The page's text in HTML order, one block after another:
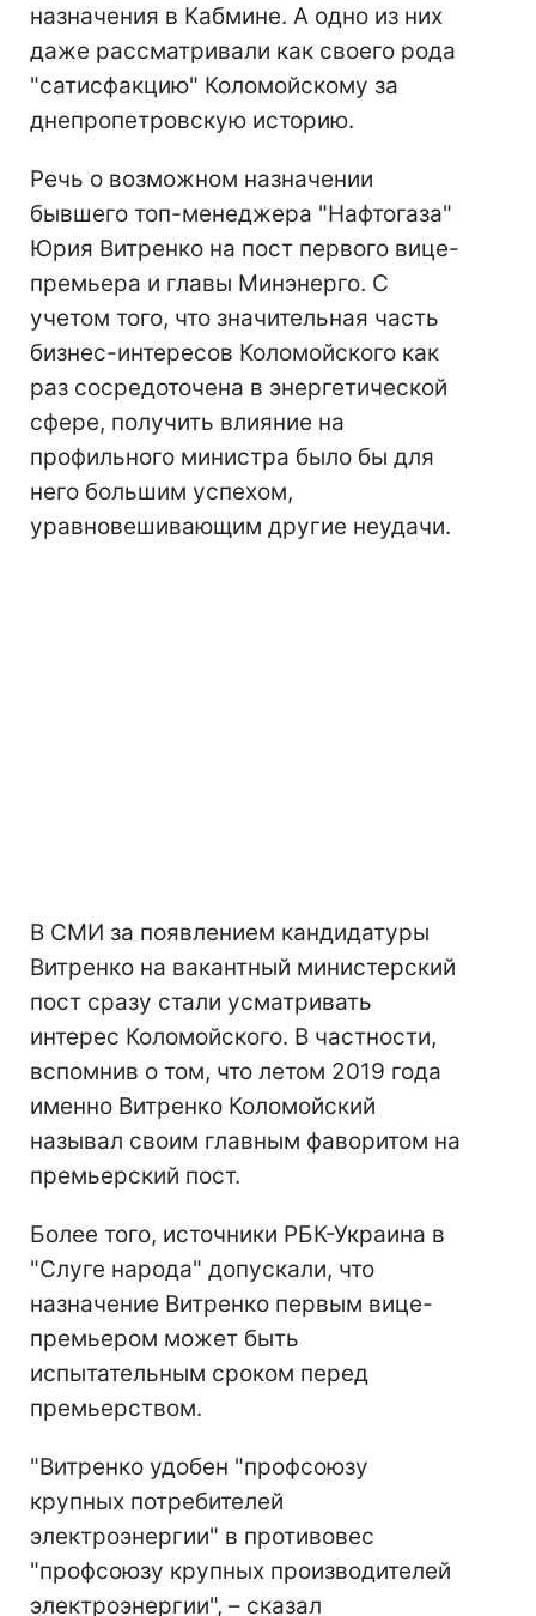
назначения в Кабмине. А одно из них
даже рассматривали как своего рода
"сатисфакцию" Коломойскому за
днепропетровскую историю.
Речь о возможном назначении
бывшего топ-менеджера "Нафтогаза"
Юрия Витренко на пост первого вице-
премьера и главы Минэнерго. С
учетом того, что значительная часть
бизнес-интересов Коломойского как
раз сосредоточена в энергетической
сфере, получить влияние на
профильного министра было бы для
него большим успехом,
уравновешивающим другие неудачи.
В СМИ за появлением кандидатуры
Витренко на вакантный министерский
пост сразу стали усматривать
интерес Коломойского. В частности,
вспомнив о том, что летом 2019 года
именно Витренко Коломойский
называл своим главным фаворитом на
премьерский пост.
Более того, источники РБК-Украина в
"Слуге народа" допускали, что
назначение Витренко первым вице-
премьером может быть
испытательным сроком перед
премьерством.
"Витренко удобен "профсоюзу
крупных потребителей
электроэнергии" в противовес
"профсоюзу крупных производителей
электроэнергии", – сказал